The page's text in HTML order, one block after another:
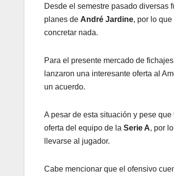
Desde el semestre pasado diversas
planes de André Jardine, por lo
concretar nada.
Para el presente mercado de
lanzaron una interesante oferta al
un acuerdo.
A pesar de esta situación y pese
oferta del equipo de la Serie A, por
llevarse al jugador.
Cabe mencionar que el ofensivo